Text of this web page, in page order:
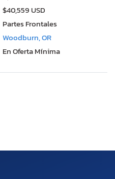
$40,559 USD
Partes Frontales
Woodburn, OR
En Oferta Mínima